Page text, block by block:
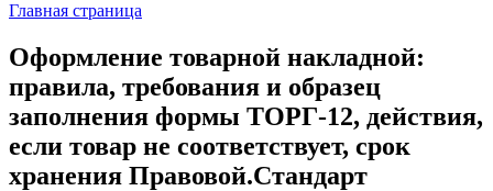
Главная страница
Оформление товарной накладной:
правила, требования и образец
заполнения формы ТОРГ-12, действия,
если товар не соответствует, срок
хранения Правовой.Стандарт